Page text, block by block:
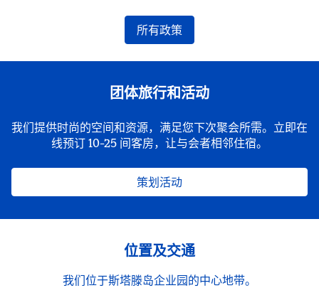
所有政策
团体旅行和活动
我们提供时尚的空间和资源，满足您下次聚会所需。立即在
线预订 10-25 间客房，让与会者相邻住宿。
策划活动
位置及交通
我们位于斯塔滕岛企业园的中心地带。